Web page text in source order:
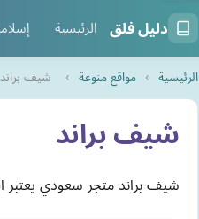
دليل فلق الرئيسية
الرئيسية › مواقع منوعة › شيف براند
شيف براند
شيف براند متجر سعودي يعتبر الرائدة في مجال تجهيزات